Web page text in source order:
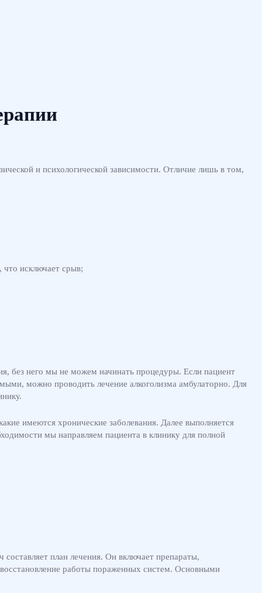
и психологической зависимости. Отличие лишь в том,
что исключает срыв;
без него мы не можем начинать процедуры. Если пациент
можно проводить лечение алкоголизма амбулаторно. Для
имеются хронические заболевания. Далее выполняется
мы направляем пациента в клинику для полной
план лечения. Он включает препараты,
работы пораженных систем. Основными